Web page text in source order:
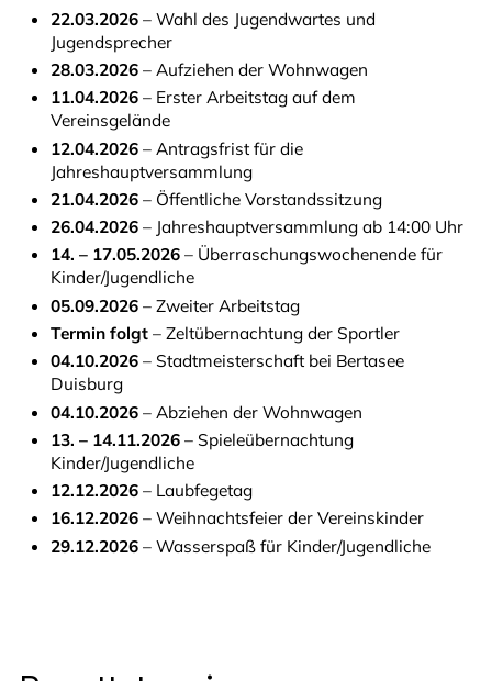
22.03.2026– Wahl des Jugendwartes und
Jugendsprecher
28.03.2026– Aufziehen der Wohnwagen
11.04.2026– Erster Arbeitstag auf dem
Vereinsgelände
12.04.2026– Antragsfrist für die
Jahreshauptversammlung
21.04.2026– Öffentliche Vorstandssitzung
26.04.2026– Jahreshauptversammlung ab 14:00 Uhr
14. – 17.05.2026– Überraschungswochenende für
Kinder/Jugendliche
05.09.2026– Zweiter Arbeitstag
Termin folgt– Zeltübernachtung der Sportler
04.10.2026– Stadtmeisterschaft bei Bertasee
Duisburg
04.10.2026– Abziehen der Wohnwagen
13. – 14.11.2026– Spieleübernachtung
Kinder/Jugendliche
12.12.2026– Laubfegetag
16.12.2026– Weihnachtsfeier der Vereinskinder
29.12.2026– Wasserspaß für Kinder/Jugendliche